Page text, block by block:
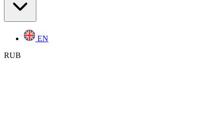
EN
RUB